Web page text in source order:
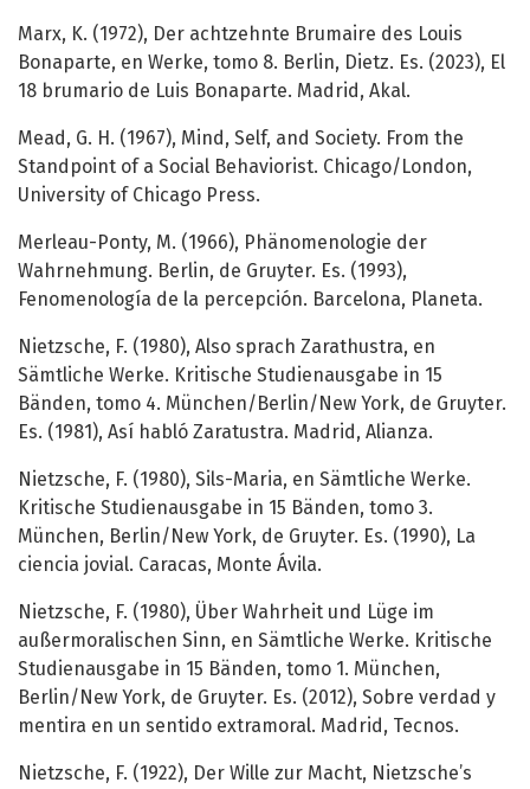
Marx, K. (1972), Der achtzehnte Brumaire des Louis
Bonaparte, en Werke, tomo 8. Berlin, Dietz. Es. (2023), El
18 brumario de Luis Bonaparte. Madrid, Akal.
Mead, G. H. (1967), Mind, Self, and Society. From the
Standpoint of a Social Behaviorist. Chicago/London,
University of Chicago Press.
Merleau-Ponty, M. (1966), Phänomenologie der
Wahrnehmung. Berlin, de Gruyter. Es. (1993),
Fenomenología de la percepción. Barcelona, Planeta.
Nietzsche, F. (1980), Also sprach Zarathustra, en
Sämtliche Werke. Kritische Studienausgabe in 15
Bänden, tomo 4. München/Berlin/New York, de Gruyter.
Es. (1981), Así habló Zaratustra. Madrid, Alianza.
Nietzsche, F. (1980), Sils-Maria, en Sämtliche Werke.
Kritische Studienausgabe in 15 Bänden, tomo 3.
München, Berlin/New York, de Gruyter. Es. (1990), La
ciencia jovial. Caracas, Monte Ávila.
Nietzsche, F. (1980), Über Wahrheit und Lüge im
außermoralischen Sinn, en Sämtliche Werke. Kritische
Studienausgabe in 15 Bänden, tomo 1. München,
Berlin/New York, de Gruyter. Es. (2012), Sobre verdad y
mentira en un sentido extramoral. Madrid, Tecnos.
Nietzsche, F. (1922), Der Wille zur Macht, Nietzsche’s